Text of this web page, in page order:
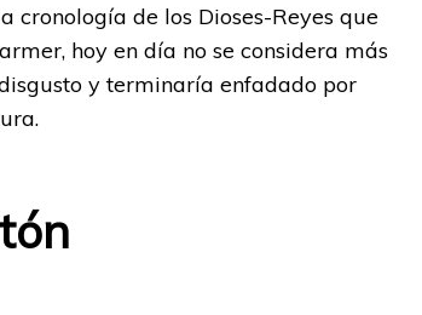
cronología de los Dioses-Reyes que
hoy en día no se considera más
y terminaría enfadado por